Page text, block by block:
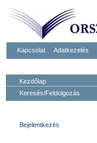
Kapcsolat Adatkezelés
Kezdőlap
Keresés/Feldolgozás
Bejelentkezés